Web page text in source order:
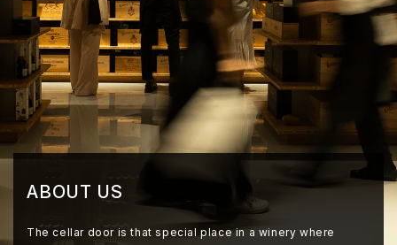
ABOUT US
The cellar door is that special place in a winery where